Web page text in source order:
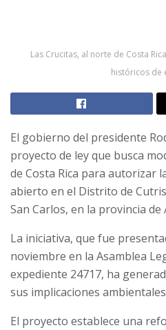
Las Crucitas, al norte de Costa
históricos de
El gobierno del presidente
proyecto de ley que busca
de Costa Rica para autorizar
abierto en el Distrito de
San Carlos, en la provincia de
La iniciativa, que fue
noviembre en la Asamblea
expediente 24717, ha
sus implicaciones
El proyecto establece una